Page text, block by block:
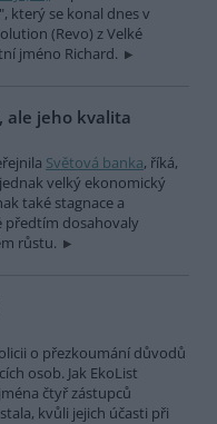
který se konal dnes v
(Revo) z Velké
jméno Richard.
ale jeho kvalita
Světová banka, říká,
velký ekonomický
také stagnace a
předtím dosahovaly
růstu.
o přezkoumání důvodů
osob. Jak EkoList
čtyř zástupců
kvůli jejich účasti při